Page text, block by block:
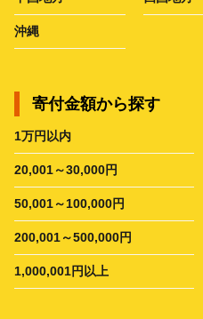
沖縄
寄付金額から探す
1万円以内
20,001～30,000円
50,001～100,000円
200,001～500,000円
1,000,001円以上